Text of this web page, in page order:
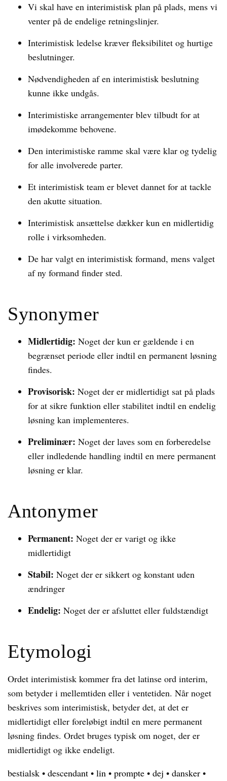
Vi skal have en interimistisk plan på plads, mens vi
venter på de endelige retningslinjer.
Interimistisk ledelse kræver fleksibilitet og hurtige
beslutninger.
Nødvendigheden af en interimistisk beslutning
kunne ikke undgås.
Interimistiske arrangementer blev tilbudt for at
imødekomme behovene.
Den interimistiske ramme skal være klar og tydelig
for alle involverede parter.
Et interimistisk team er blevet dannet for at tackle
den akutte situation.
Interimistisk ansættelse dækker kun en midlertidig
rolle i virksomheden.
De har valgt en interimistisk formand, mens valget
af ny formand finder sted.
Synonymer
Midlertidig: Noget der kun er gældende i en
begrænset periode eller indtil en permanent løsning
findes.
Provisorisk: Noget der er midlertidigt sat på plads
for at sikre funktion eller stabilitet indtil en endelig
løsning kan implementeres.
Preliminær: Noget der laves som en forberedelse
eller indledende handling indtil en mere permanent
løsning er klar.
Antonymer
Permanent: Noget der er varigt og ikke
midlertidigt
Stabil: Noget der er sikkert og konstant uden
ændringer
Endelig: Noget der er afsluttet eller fuldstændigt
Etymologi
Ordet interimistisk kommer fra det latinse ord interim,
som betyder i mellemtiden eller i ventetiden. Når noget
beskrives som interimistisk, betyder det, at det er
midlertidigt eller foreløbigt indtil en mere permanent
løsning findes. Ordet bruges typisk om noget, der er
midlertidigt og ikke endeligt.
bestialsk • descendant • lin • prompte • dej • dansker •